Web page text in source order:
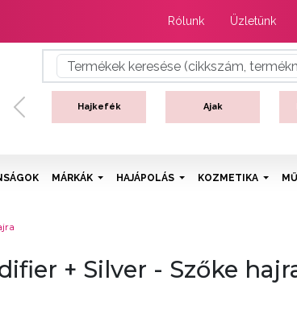
Rólunk Üzletünk
Hajkefék Ajak
Previous
MÁRKÁK HAJÁPOLÁS KOZMETIKA
+ Silver - Szőke